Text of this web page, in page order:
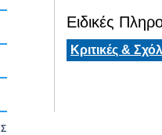
Ειδικές
Κριτικές &